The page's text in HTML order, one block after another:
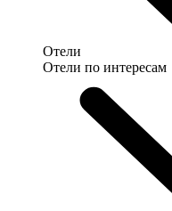
Отели
Отели по интересам